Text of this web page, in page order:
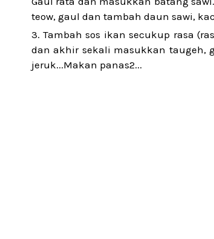
teow, gaul dan tambah daun sawi,
Tambah sos ikan secukup rasa
dan akhir sekali masukkan taugeh,
jeruk...Makan panas2...